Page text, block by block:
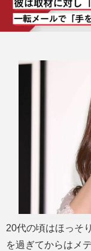
20代の頃はほっそ
を過ぎてからはメ